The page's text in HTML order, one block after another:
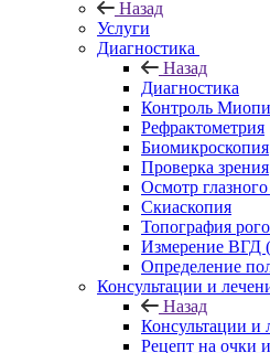
Назад
Услуги
Диагностика
Назад
Диагностика
Контроль
Рефрактометрия
Биомикроскопия
Проверка зрения
Осмотр
Скиаскопия
Топография
Измерение ВГД
Определение
Консультации и
Назад
Консультации и
Рецепт на очки